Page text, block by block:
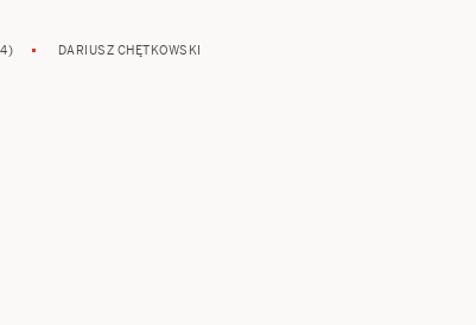
DARIUSZ CHĘTKOWSKI